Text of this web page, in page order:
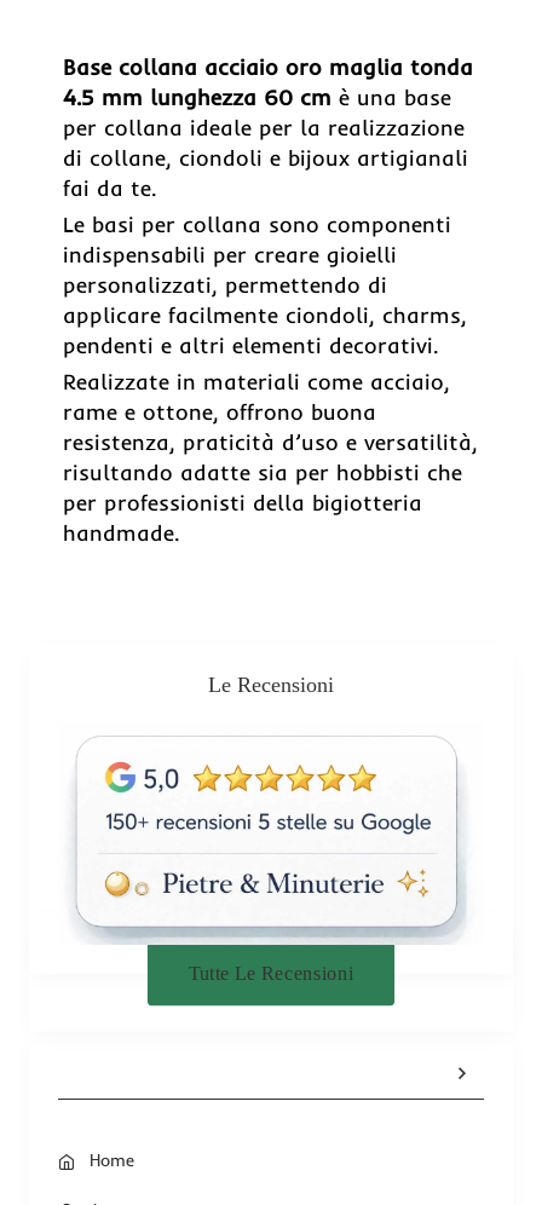
Base collana acciaio oro maglia tonda
4.5 mm lunghezza 60 cm è una base
per collana ideale per la realizzazione
di collane, ciondoli e bijoux artigianali
fai da te.
Le basi per collana sono componenti
indispensabili per creare gioielli
personalizzati, permettendo di
applicare facilmente ciondoli, charms,
pendenti e altri elementi decorativi.
Realizzate in materiali come acciaio,
rame e ottone, offrono buona
resistenza, praticità d’uso e versatilità,
risultando adatte sia per hobbisti che
per professionisti della bigiotteria
handmade.
Le Recensioni
Tutte Le Recensioni
Home